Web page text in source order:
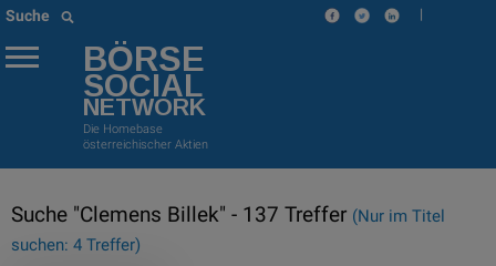
Suche |
BÖRSE
SOCIAL
NETWORK
Die Homebase
österreichischer Aktien
Suche "Clemens Billek" - 137 Treffer (Nur im Titel
suchen: 4 Treffer)